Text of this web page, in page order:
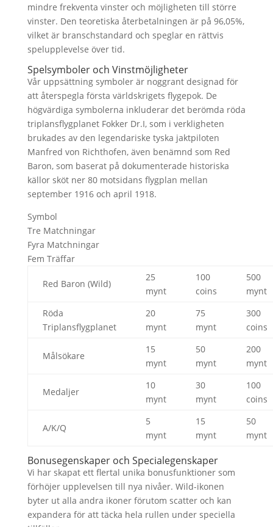
mindre frekventa vinster och möjligheten till större
vinster. Den teoretiska återbetalningen är på 96,05%,
vilket är branschstandard och speglar en rättvis
spelupplevelse över tid.
Spelsymboler och Vinstmöjligheter
Vår uppsättning symboler är noggrant designad för
att återspegla första världskrigets flygepok. De
högvärdiga symbolerna inkluderar det berömda röda
triplansflygplanet Fokker Dr.I, som i verkligheten
brukades av den legendariske tyska jaktpiloten
Manfred von Richthofen, även benämnd som Red
Baron, som baserat på dokumenterade historiska
källor sköt ner 80 motsidans flygplan mellan
september 1916 och april 1918.
Symbol
Tre Matchningar
Fyra Matchningar
Fem Träffar
Red Baron (Wild)
25
mynt
100
coins
500
mynt
Röda
Triplansflygplanet
20
mynt
75
mynt
300
coins
Målsökare
15
mynt
50
mynt
200
mynt
Medaljer
10
mynt
30
mynt
100
coins
A/K/Q
5
mynt
15
mynt
50
mynt
Bonusegenskaper och Specialegenskaper
Vi har skapat ett flertal unika bonusfunktioner som
förhöjer upplevelsen till nya nivåer. Wild-ikonen
byter ut alla andra ikoner förutom scatter och kan
expandera för att täcka hela rullen under speciella